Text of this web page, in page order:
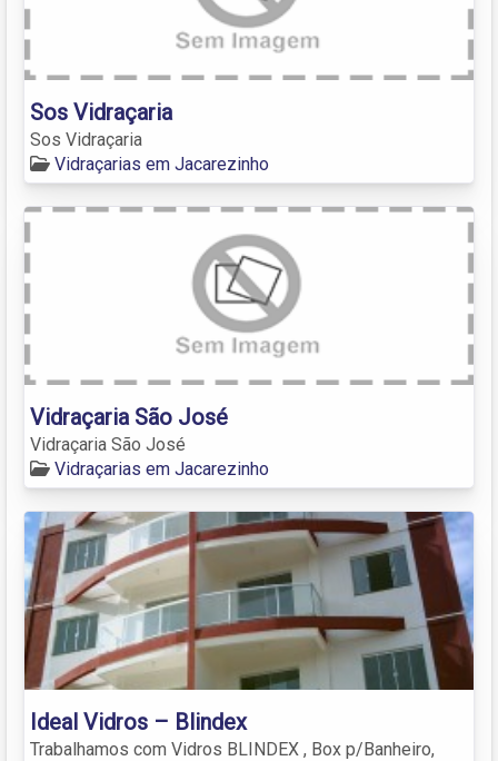
Sos Vidraçaria
Sos Vidraçaria
Vidraçarias em Jacarezinho
Vidraçaria São José
Vidraçaria São José
Vidraçarias em Jacarezinho
Ideal Vidros – Blindex
Trabalhamos com Vidros BLINDEX , Box p/Banheiro,